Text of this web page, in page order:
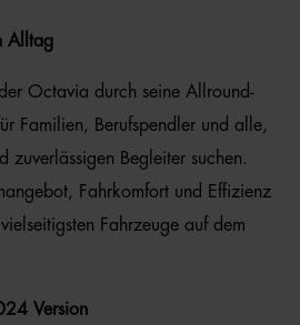
Alltag
Octavia durch seine Allround-
Familien, Berufspendler und alle,
zuverlässigen Begleiter suchen.
Fahrkomfort und Effizienz
Fahrzeuge auf dem
Version